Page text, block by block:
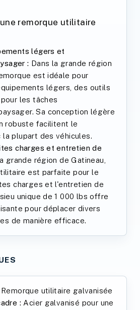
remorque utilitaire
légers et
: Dans la grande région
est idéale pour
légers, des outils
les tâches
Sa conception légère
robuste facilitent le
la plupart des véhicules.
charges et entretien de
grande région de Gatineau,
est parfaite pour le
charges et l'entretien de
unique de 1 000 lbs offre
pour déplacer divers
de manière efficace.
Remorque utilitaire galvanisée
:Acier galvanisé pour une